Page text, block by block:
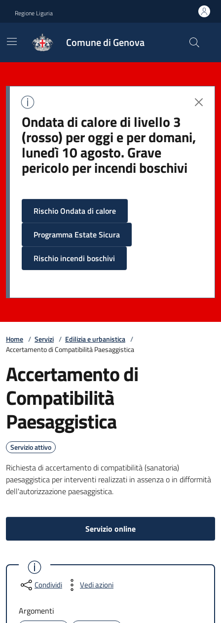
Regione Liguria
Comune di Genova
Ondata di calore di livello 3
(rosso) per oggi e per domani,
lunedì 10 agosto. Grave
pericolo per incendi boschivi
Rischio Ondata di calore
Programma Estate Sicura
Rischio incendi boschivi
Home / Servizi / Edilizia e urbanistica /
Accertamento di Compatibilità Paesaggistica
Accertamento di
Compatibilità
Paesaggistica
Servizio attivo
Richiesta di accertamento di compatibilità (sanatoria)
paesaggistica per interventi realizzati in assenza o in difformità
dell'autorizzazione paesaggistica.
Servizio online
Condividi Vedi azioni
Argomenti